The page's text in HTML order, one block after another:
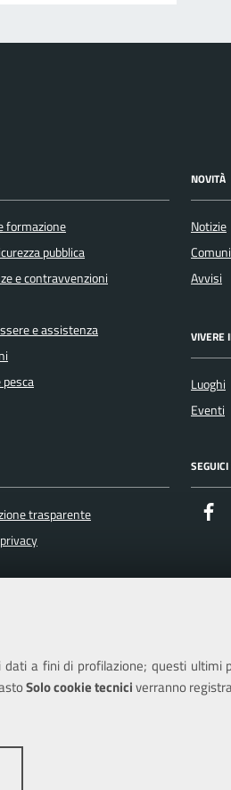
a fini di profilazione; questi ultimi
Solo cookie tecniciverranno
formazione
pubblica
e contravvenzioni
e assistenza
NOVITÀ
Notizie
Avvisi
VIVERE
Luoghi
Eventi
trasparente